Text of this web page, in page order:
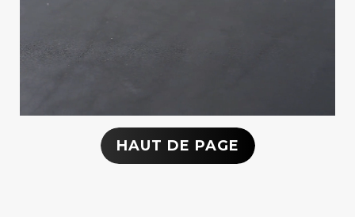
HAUT DE PAGE